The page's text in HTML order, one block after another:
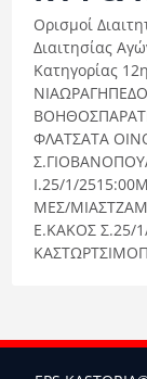
Ορισμοί
Διαιτησίας
Κατηγορίας
ΦΛΑΤΣΑΤΑ
Ι.25/1/
ΜΕΣ/
Ε.ΚΑΚΟΣ Σ.25/